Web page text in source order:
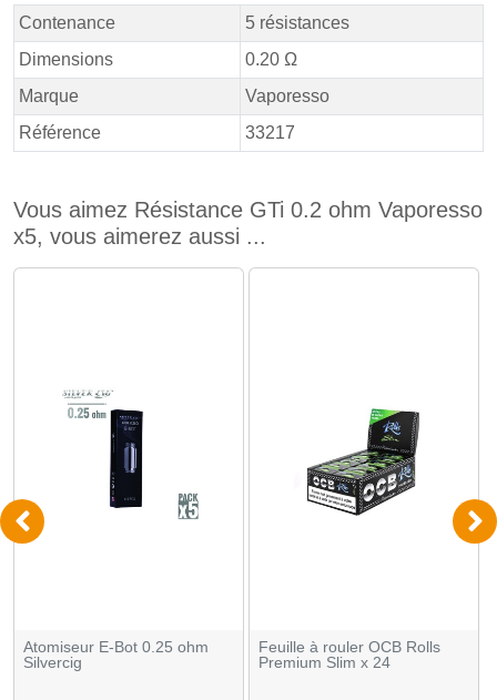
Contenance
5 résistances
Dimensions
0.20 Ω
Marque
Vaporesso
Référence
33217
Vous aimez Résistance GTi 0.2 ohm Vaporesso
x5, vous aimerez aussi ...
Atomiseur E-Bot 0.25 ohm
Silvercig
Feuille à rouler OCB Rolls
Premium Slim x 24